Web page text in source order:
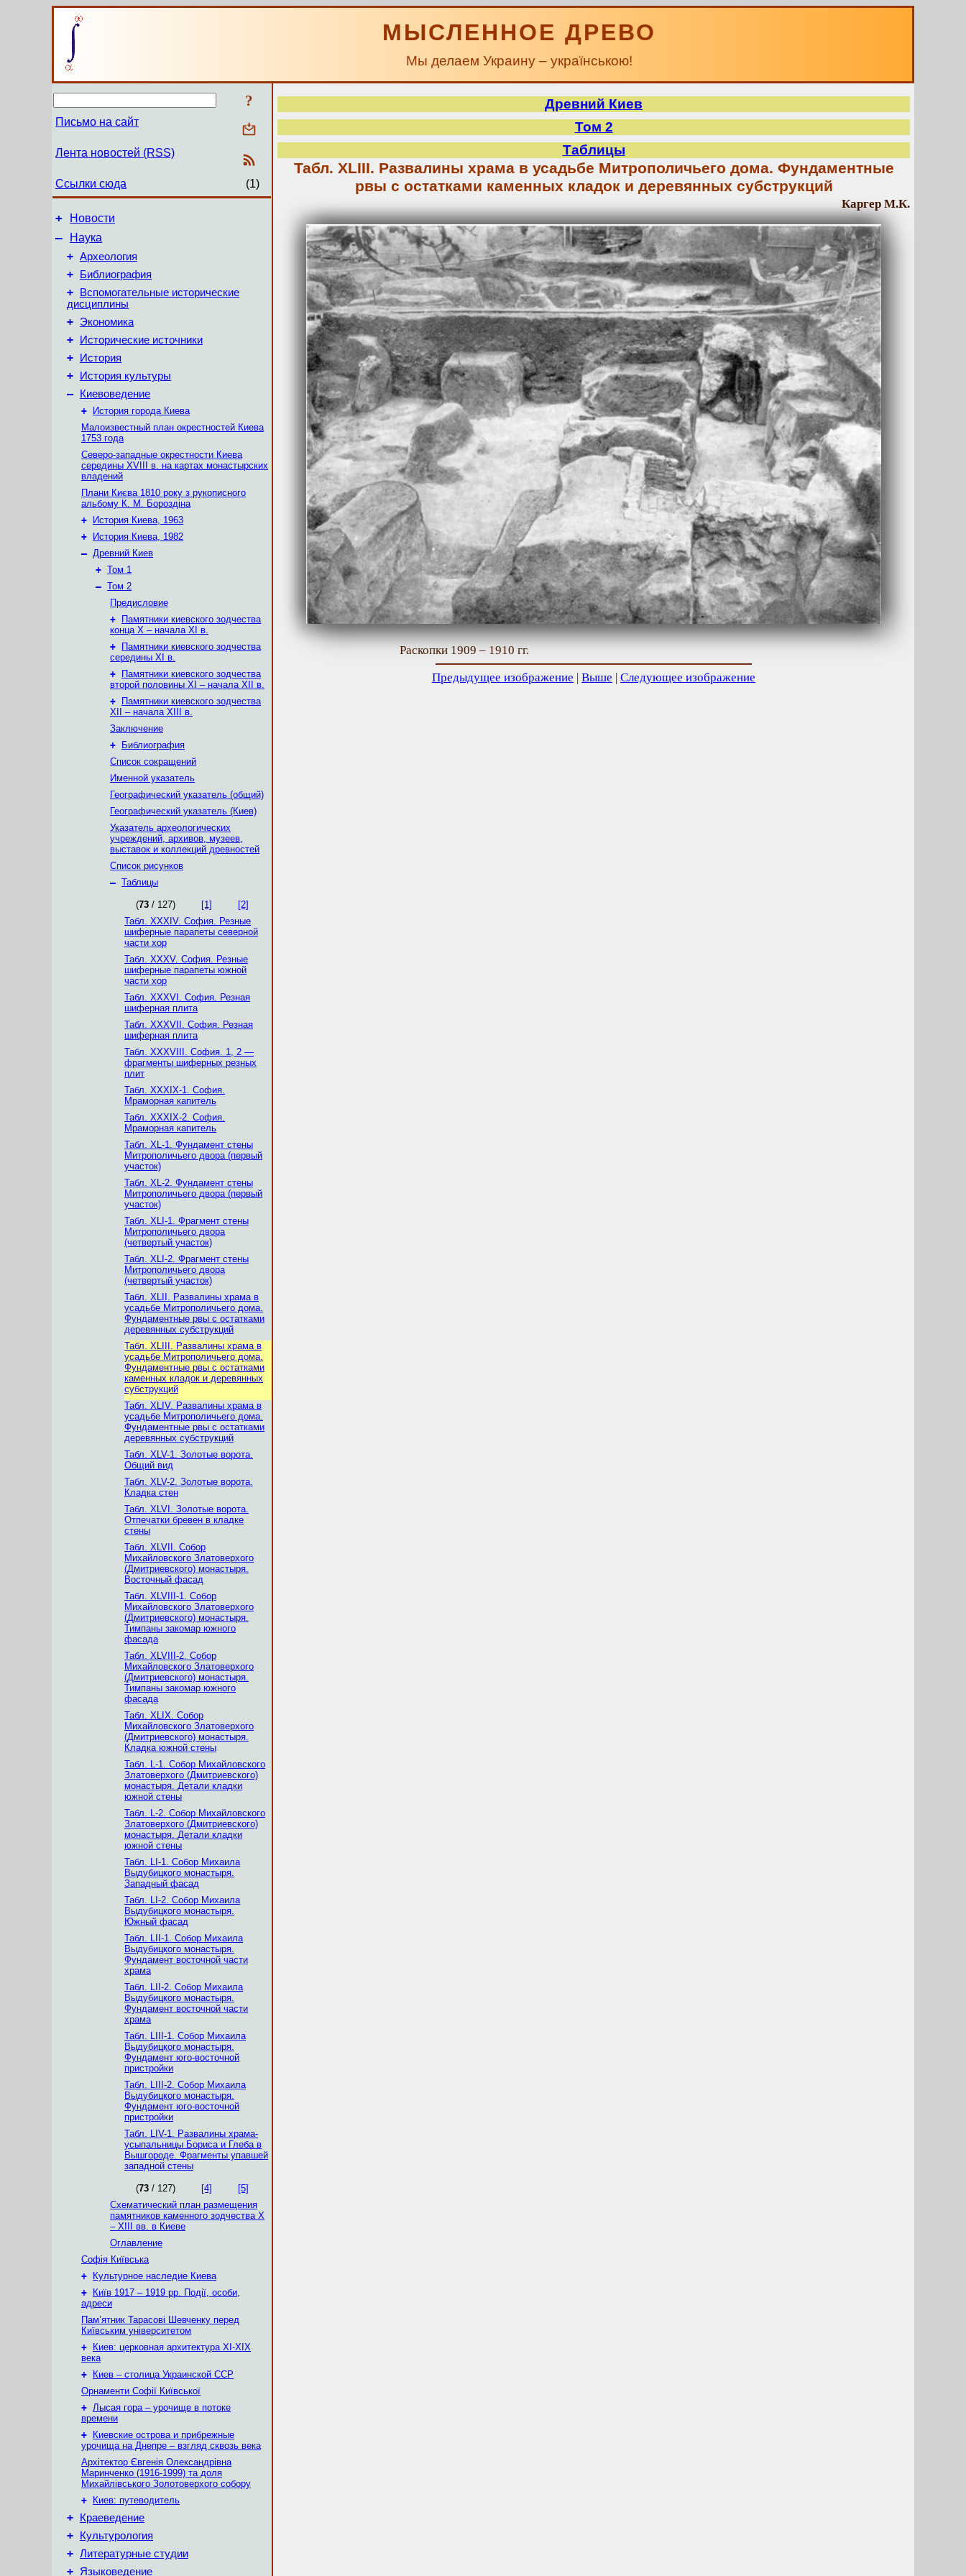
МЫСЛЕННОЕ ДРЕВО
Мы делаем Украину – українською!
?
Письмо на сайт
Лента новостей (RSS)
Ссылки сюда (1)
+ Новости
–
Наука
+ Археология
+ Библиография
+
Вспомогательные исторические
дисциплины
+ Экономика
+ Исторические источники
+ История
+ История культуры
– Киевоведение
+
История города Киева
Малоизвестный план окрестностей Киева
1753 года
Северо-западные окрестности Киева
середины XVIII в. на картах монастырских
владений
Плани Києва 1810 року з рукописного
альбому К. М. Бороздіна
+
История Киева, 1963
+
История Киева, 1982
– Древний Киев
+ Том 1
– Том 2
Предисловие
+
Памятники киевского зодчества
конца X – начала XI в.
+
Памятники киевского зодчества
середины XI в.
+
Памятники киевского зодчества
второй половины XІ – начала XII в.
+
Памятники киевского зодчества
XII – начала XIII в.
Заключение
+
Библиография
Список сокращений
Именной указатель
Географический указатель (общий)
Географический указатель (Киев)
Указатель археологических
учреждений, архивов, музеев,
выставок и коллекций древностей
Список рисунков
– Таблицы
(73 / 127) [1]
[2]
Табл. XXXIV. София. Резные
шиферные парапеты северной
части хор
Табл. XXXV. София. Резные
шиферные парапеты южной
части хор
Табл. XXXVI. София. Резная
шиферная плита
Табл. XXXVII. София. Резная
шиферная плита
Табл. XXXVIII. София. 1, 2 —
фрагменты шиферных резных
плит
Табл. XXXIX-1. София.
Мраморная капитель
Табл. XXXIX-2. София.
Мраморная капитель
Табл. XL-1. Фундамент стены
Митрополичьего двора (первый
участок)
Табл. XL-2. Фундамент стены
Митрополичьего двора (первый
участок)
Табл. XLI-1. Фрагмент стены
Митрополичьего двора
(четвертый участок)
Табл. XLI-2. Фрагмент стены
Митрополичьего двора
(четвертый участок)
Табл. XLII. Развалины храма в
усадьбе Митрополичьего дома.
Фундаментные рвы с остатками
деревянных субструкций
Табл. XLIII. Развалины храма в
усадьбе Митрополичьего дома.
Фундаментные рвы с остатками
каменных кладок и деревянных
субструкций
Табл. XLIV. Развалины храма в
усадьбе Митрополичьего дома.
Фундаментные рвы с остатками
деревянных субструкций
Табл. XLV-1. Золотые ворота.
Общий вид
Табл. XLV-2. Золотые ворота.
Кладка стен
Табл. XLVI. Золотые ворота.
Отпечатки бревен в кладке
стены
Табл. XLVII. Собор
Михайловского Златоверхого
(Дмитриевского) монастыря.
Восточный фасад
Табл. XLVIII-1. Собор
Михайловского Златоверхого
(Дмитриевского) монастыря.
Тимпаны закомар южного
фасада
Табл. XLVIII-2. Собор
Михайловского Златоверхого
(Дмитриевского) монастыря.
Тимпаны закомар южного
фасада
Табл. XLIX. Собор
Михайловского Златоверхого
(Дмитриевского) монастыря.
Кладка южной стены
Табл. L-1. Собор Михайловского
Златоверхого (Дмитриевского)
монастыря. Детали кладки
южной стены
Табл. L-2. Собор Михайловского
Златоверхого (Дмитриевского)
монастыря. Детали кладки
южной стены
Табл. LI-1. Собор Михаила
Выдубицкого монастыря.
Западный фасад
Табл. LI-2. Собор Михаила
Выдубицкого монастыря.
Южный фасад
Табл. LII-1. Собор Михаила
Выдубицкого монастыря.
Фундамент восточной части
храма
Табл. LII-2. Собор Михаила
Выдубицкого монастыря.
Фундамент восточной части
храма
Табл. LIII-1. Собор Михаила
Выдубицкого монастыря.
Фундамент юго-восточной
пристройки
Табл. LIII-2. Собор Михаила
Выдубицкого монастыря.
Фундамент юго-восточной
пристройки
Табл. LIV-1. Развалины храма-
усыпальницы Бориса и Глеба в
Вышгороде. Фрагменты упавшей
западной стены
(73 / 127) [4]
[5]
Схематический план размещения
памятников каменного зодчества Х
– XIII вв. в Киеве
Оглавление
Софія Київська
+
Культурное наследие Киева
+
Київ 1917 – 1919 рр. Події, особи,
адреси
Пам’ятник Тарасові Шевченку перед
Київським університетом
+
Киев: церковная архитектура XI-XIX
века
+
Киев – столица Украинской ССР
Орнаменти Софії Київської
+ Лысая гора – урочище в потоке
времени
+
Киевские острова и прибрежные
урочища на Днепре – взгляд сквозь века
Архітектор Євгенія Олександрівна
Маринченко (1916-1999) та доля
Михайлівського Золотоверхого собору
+
Киев: путеводитель
+ Краеведение
+ Культурология
+ Литературные студии
+ Языковедение
Древний Киев
Том 2
Таблицы
Табл. XLIII. Развалины храма в усадьбе Митрополичьего дома. Фундаментные
рвы с остатками каменных кладок и деревянных субструкций
Каргер М.К.
Раскопки 1909 – 1910 гг.
Предыдущее изображение | Выше | Следующее изображение